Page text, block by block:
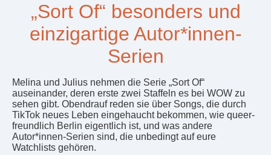
„Sort Of“ besonders und
einzigartige Autor*innen-
Serien
Melina und Julius nehmen die Serie „Sort Of“
auseinander, deren erste zwei Staffeln es bei WOW zu
sehen gibt. Obendrauf reden sie über Songs, die durch
TikTok neues Leben eingehaucht bekommen, wie queer-
freundlich Berlin eigentlich ist, und was andere
Autor*innen-Serien sind, die unbedingt auf eure
Watchlists gehören.